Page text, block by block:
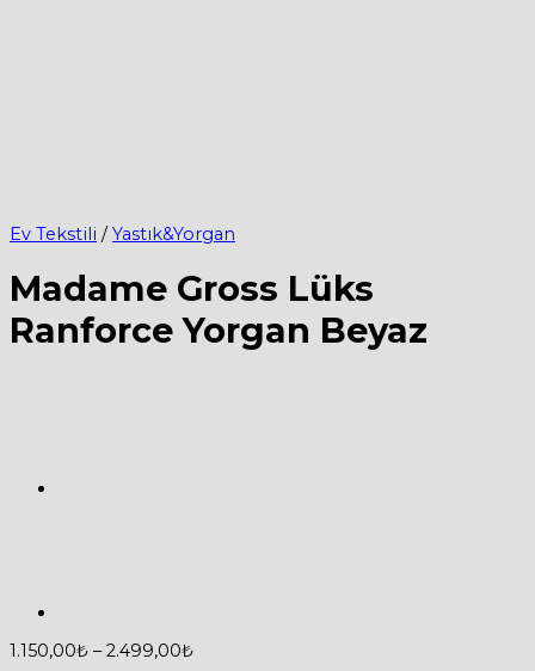
Ev Tekstili / Yastık&Yorgan
Madame Gross Lüks
Ranforce Yorgan Beyaz
1.150,00₺ –2.499,00₺Fiyat